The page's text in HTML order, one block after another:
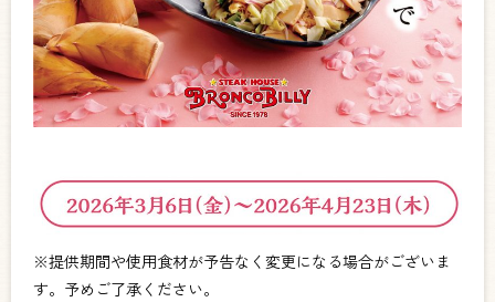
※提供期間や使用食材が予告なく変更になる場合がございま
す。予めご了承ください。